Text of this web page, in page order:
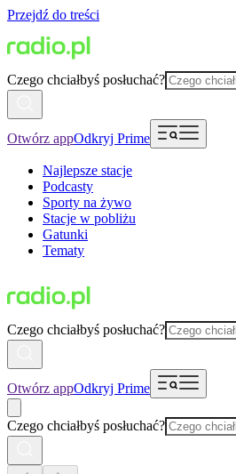
Przejdź do treści
Czego chciałbyś posłuchać?
Otwórz appOdkryj Prime
Najlepsze stacje
Podcasty
Sporty na żywo
Stacje w pobliżu
Gatunki
Tematy
Czego chciałbyś posłuchać?
Otwórz appOdkryj Prime
Czego chciałbyś posłuchać?